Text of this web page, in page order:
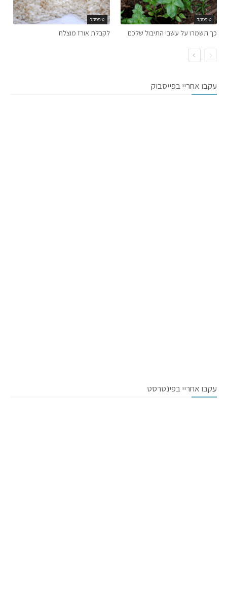
טיפסקל
כך תשמרו על עשבי התיבול שלכם
טיפסקל
לקבלת אורז מוצלח
עקבו אחריי בפייסבוק
עקבו אחריי בפינטרסט